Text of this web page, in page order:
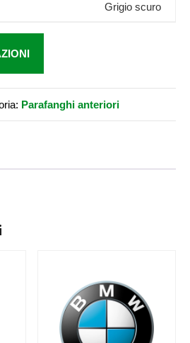
Grigio scuro
Parafanghi anteriori